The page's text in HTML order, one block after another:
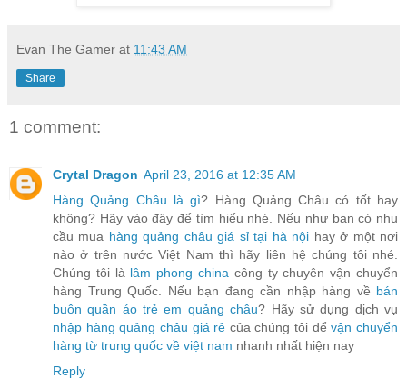
Evan The Gamer at 11:43 AM
Share
1 comment:
Crytal Dragon April 23, 2016 at 12:35 AM
Hàng Quảng Châu là gì? Hàng Quảng Châu có tốt hay
không? Hãy vào đây để tìm hiểu nhé. Nếu như bạn có nhu
cầu mua hàng quảng châu giá sỉ tại hà nội hay ở một nơi
nào ở trên nước Việt Nam thì hãy liên hệ chúng tôi nhé.
Chúng tôi là lâm phong china công ty chuyên vận chuyển
hàng Trung Quốc. Nếu bạn đang cần nhập hàng về bán
buôn quần áo trẻ em quảng châu? Hãy sử dụng dịch vụ
nhập hàng quảng châu giá rẻ của chúng tôi đểvận chuyển
hàng từ trung quốc về việt nam nhanh nhất hiện nay
Reply